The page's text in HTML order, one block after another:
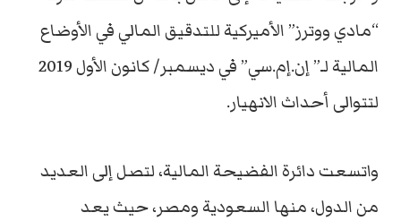
“مادي ووترز” الأميركية للتدقيق المالي في الأوضاع
المالية لـ” إن.إم.سي” في ديسمبر/ كانون الأول 2019
لتتوالى أحداث الانهيار.
واتسعت دائرة الفضيحة المالية، لتصل إلى العديد
من الدول، منها السعودية ومصر، حيث يعد